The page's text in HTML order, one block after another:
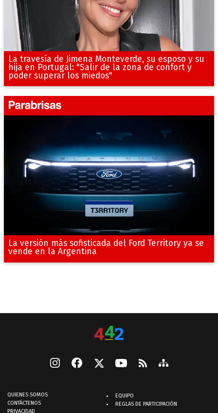
La travesía de Jimena Monteverde, su esposo y su
hija en Portugal: "Salir de la zona de confort y
poder superar los miedos"
La versión más sofisticada del Ford Territory ya se
vende en la Argentina
QUIENES SOMOS
CONTÁCTENOS
PRIVACIDAD
EQUIPO
REGLAS DE PARTICIPACIÓN